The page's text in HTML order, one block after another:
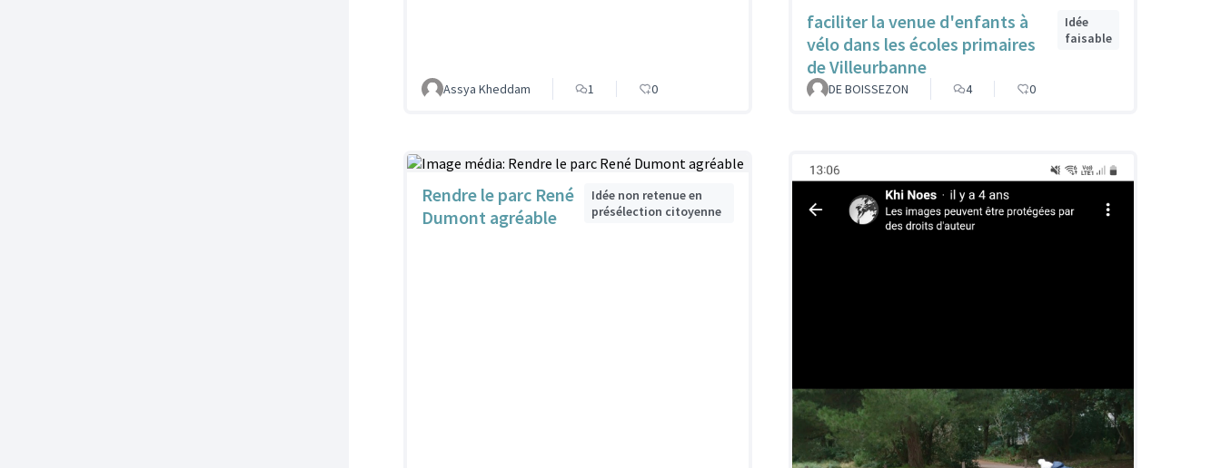
Assya Kheddam 1 0
faciliter la venue d'enfants à
vélo dans les écoles primaires
de Villeurbanne
Idée
faisable
DE BOISSEZON 4 0
Rendre le parc René
Dumont agréable
Idée non retenue en
présélection citoyenne